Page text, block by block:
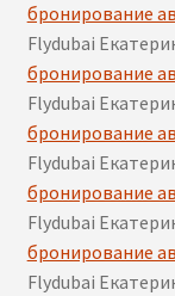
бронирование
Flydubai
бронирование
Flydubai
бронирование
Flydubai
бронирование
Flydubai
бронирование
Flydubai